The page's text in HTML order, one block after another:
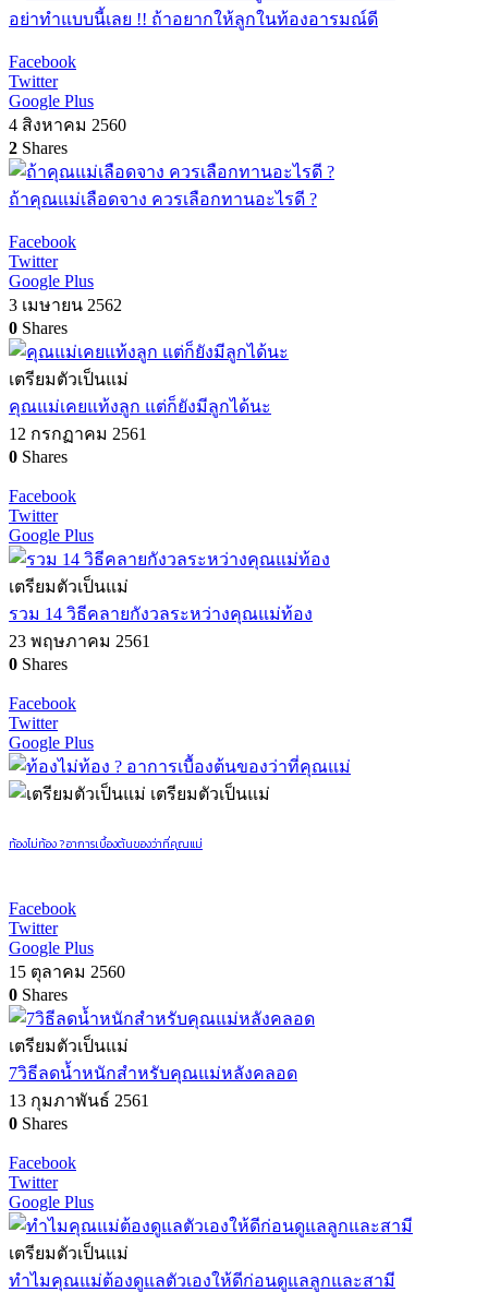
อย่าทำแบบนี้เลย !! ถ้าอยากให้ลูกในท้องอารมณ์ดี
Facebook
Twitter
Google Plus
4 สิงหาคม 2560
2 Shares
ถ้าคุณแม่เลือดจาง ควรเลือกทานอะไรดี ?
Facebook
Twitter
Google Plus
3 เมษายน 2562
0 Shares
เตรียมตัวเป็นแม่
คุณแม่เคยแท้งลูก แต่ก็ยังมีลูกได้นะ
12 กรกฏาคม 2561
0 Shares
Facebook
Twitter
Google Plus
เตรียมตัวเป็นแม่
รวม 14 วิธีคลายกังวลระหว่างคุณแม่ท้อง
23 พฤษภาคม 2561
0 Shares
Facebook
Twitter
Google Plus
เตรียมตัวเป็นแม่
ท้องไม่ท้อง ? อาการเบื้องต้นของว่าที่คุณแม่
Facebook
Twitter
Google Plus
15 ตุลาคม 2560
0 Shares
เตรียมตัวเป็นแม่
7วิธีลดน้ำหนักสำหรับคุณแม่หลังคลอด
13 กุมภาพันธ์ 2561
0 Shares
Facebook
Twitter
Google Plus
เตรียมตัวเป็นแม่
ทำไมคุณแม่ต้องดูแลตัวเองให้ดีก่อนดูแลลูกและสามี